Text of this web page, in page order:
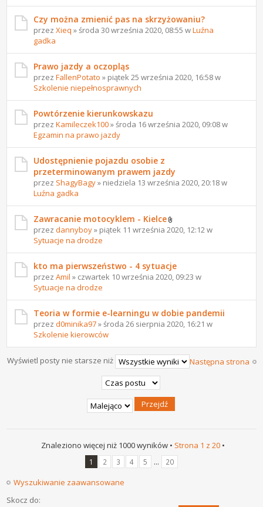
Czy można zmienić pas na skrzyżowaniu?
przezXieq » środa 30 września 2020, 08:55 wLuźna
gadka
Prawo jazdy a oczopląs
przezFallenPotato » piątek 25 września 2020, 16:58 w
Szkolenie niepełnosprawnych
Powtórzenie kierunkowskazu
przezKamileczek100» środa 16 września 2020, 09:08 w
Egzamin na prawo jazdy
Udostępnienie pojazdu osobie z
przeterminowanym prawem jazdy
przez ShagyBagy» niedziela 13 września 2020, 20:18 w
Luźna gadka
Zawracanie motocyklem - Kielce
przezdannyboy» piątek 11 września 2020, 12:12 w
Sytuacje na drodze
kto ma pierwszeństwo - 4 sytuacje
przezAmil » czwartek 10 września 2020, 09:23 w
Sytuacje na drodze
Teoria w formie e-learningu w dobie pandemii
przezd0minika97» środa 26 sierpnia 2020, 16:21 w
Szkolenie kierowców
Następna strona
Wyświetl posty nie starsze niż
Znaleziono więcej niż 1000 wyników • Strona 1 z 20 •
1 2 3 4 5 ... 20
Wyszukiwanie zaawansowane
Skocz do: